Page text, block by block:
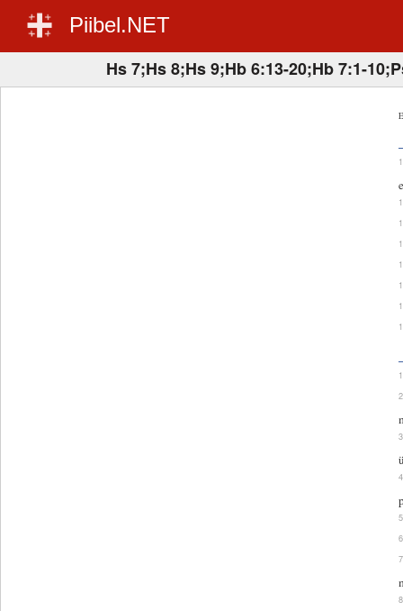
Piibel.NET
Hs 7;Hs 8;Hs 9;Hb 6:13-20;Hb 7:1-
1
2
3
4
5
6
7
8